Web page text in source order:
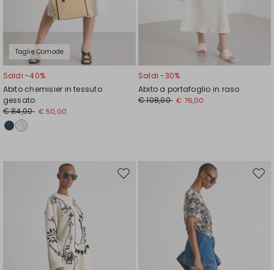
Taglie Comode
Saldi -40%
Abito chemisier in tessuto
gessato
€ 84,00 € 50,00
Saldi -30%
Abito a portafoglio in raso
€ 108,00 € 76,00
Sposta